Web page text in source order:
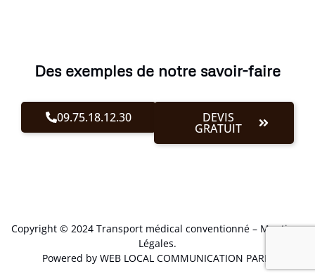
Des exemples de notre savoir-faire
09.75.18.12.30 DEVIS
GRATUIT
Copyright © 2024 Transport médical conventionné – Mentions
Légales.
Powered by WEB LOCAL COMMUNICATION PARIS